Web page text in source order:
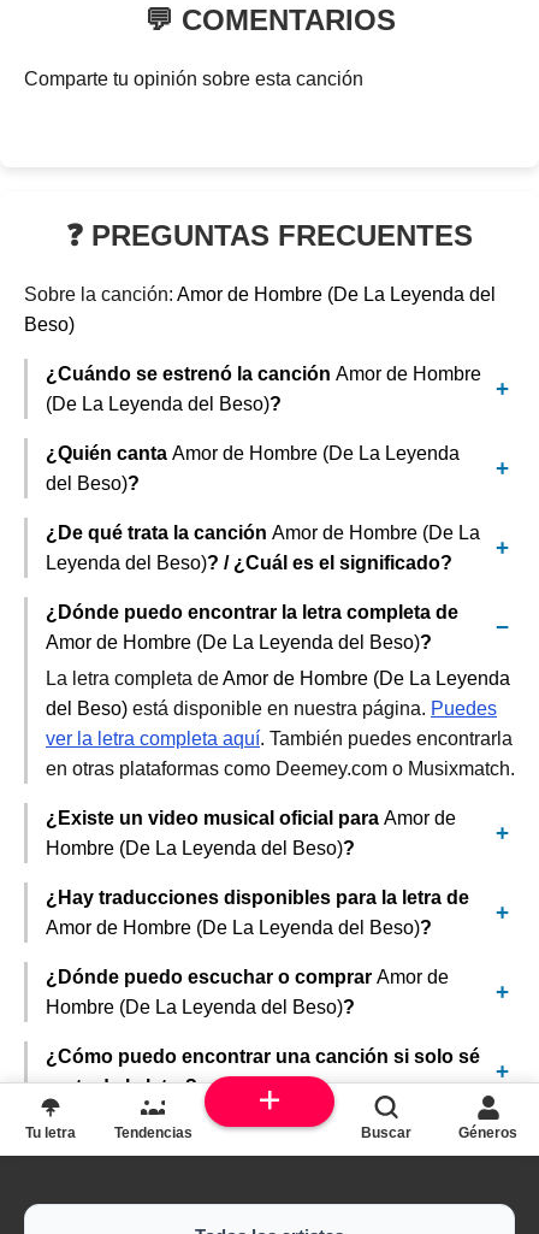
💬 COMENTARIOS
Comparte tu opinión sobre esta canción
❓ PREGUNTAS FRECUENTES
Sobre la canción: Amor de Hombre (De La Leyenda del
Beso)
¿Cuándo se estrenó la canción Amor de Hombre
(De La Leyenda del Beso)?
¿Quién canta Amor de Hombre (De La Leyenda
del Beso)?
¿De qué trata la canción Amor de Hombre (De La
Leyenda del Beso)? / ¿Cuál es el significado?
¿Dónde puedo encontrar la letra completa de
Amor de Hombre (De La Leyenda del Beso)?
La letra completa deAmor de Hombre (De La Leyenda
del Beso) está disponible en nuestra página. Puedes
ver la letra completa aquí. También puedes encontrarla
en otras plataformas como Deemey.com o Musixmatch.
¿Existe un video musical oficial para Amor de
Hombre (De La Leyenda del Beso)?
¿Hay traducciones disponibles para la letra de
Amor de Hombre (De La Leyenda del Beso)?
¿Dónde puedo escuchar o comprar Amor de
Hombre (De La Leyenda del Beso)?
¿Cómo puedo encontrar una canción si solo sé
parte de la letra?
Tu letra Tendencias Buscar Géneros